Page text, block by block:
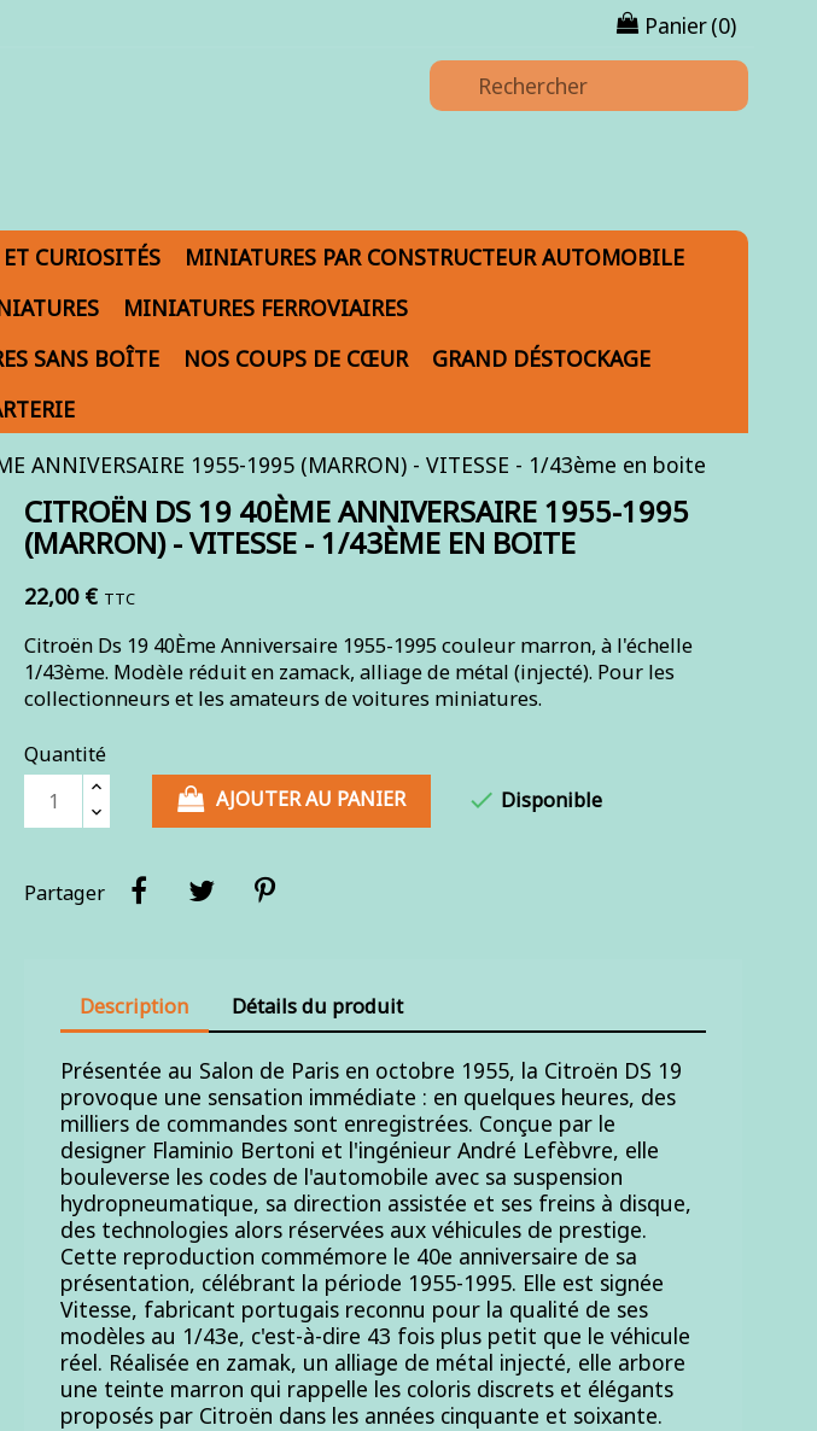
Panier(0)
CURIOSITÉS
MINIATURES PAR CONSTRUCTEUR AUTOMOBILE
MINIATURES FERROVIAIRES
SANS BOÎTE NOS COUPS DE CŒUR
GRAND DÉSTOCKAGE
ANNIVERSAIRE 1955-1995 (MARRON) - VITESSE - 1/43ème en boite
CITROËN DS 19 40ÈME ANNIVERSAIRE 1955-1995
(MARRON) - VITESSE - 1/43ÈME EN BOITE
22,00 € TTC
Citroën Ds 19 40Ème Anniversaire 1955-1995 couleur marron, à l'échelle
1/43ème. Modèle réduit en zamack, alliage de métal (injecté). Pour les
collectionneurs et les amateurs de voitures miniatures.
Quantité
AJOUTER AU PANIER
 Disponible
Partager
Description Détails du produit
Présentée au Salon de Paris en octobre 1955, la Citroën DS 19
provoque une sensation immédiate : en quelques heures, des
milliers de commandes sont enregistrées. Conçue par le
designer Flaminio Bertoni et l'ingénieur André Lefèbvre, elle
bouleverse les codes de l'automobile avec sa suspension
hydropneumatique, sa direction assistée et ses freins à disque,
des technologies alors réservées aux véhicules de prestige.
Cette reproduction commémore le 40e anniversaire de sa
présentation, célébrant la période 1955-1995. Elle est signée
Vitesse, fabricant portugais reconnu pour la qualité de ses
modèles au 1/43e, c'est-à-dire 43 fois plus petit que le véhicule
réel. Réalisée en zamak, un alliage de métal injecté, elle arbore
une teinte marron qui rappelle les coloris discrets et élégants
proposés par Citroën dans les années cinquante et soixante.